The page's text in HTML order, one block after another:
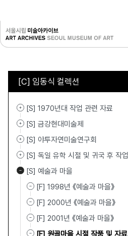
[C] 임동식 컬렉션
[S] 1970년대 작업 관련 자료
[S] 금강현대미술제
[S] 야투자연미술연구회
[S] 독일 유학 시절 및 귀국 후 작업
[S] 예술과 마을
[F] 1998년 《예술과 마을》
[F] 2000년 《예술과 마을》
[F] 2001년 《예술과 마을》
[F] 원골마을 시절 작품 및 자